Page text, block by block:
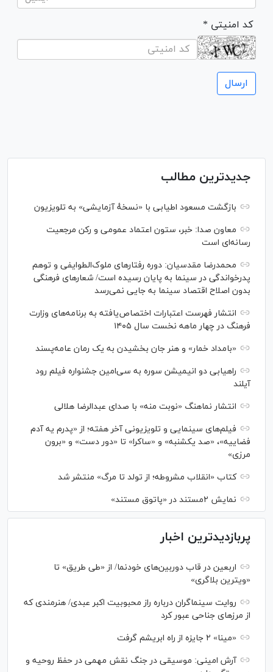
* کد امنیتی
جدیدترین مطالب
بازگشت مسعود اطیابی با «نسخهٔ آزمایشی» به تلویزیون
معاون صدا: خبر، ستون اعتماد عمومی و رکن مرجعیت
رسانه‌ای است
محمدرضا مقدسیان: دوره رفتارهای ملوک‌الطوایفی و توهم
پدرخواندگی در سینما به پایان رسیده است/ شعارهای فرهنگی
بدون اصلاح اقتصاد سینما به جایی نمی‌رسد
انتشار فهرست اعتبارات اختصاص‌یافته به برنامه‌های وزارت
فرهنگ در چهار ماهه نخست سال ۱۴۰۵
«بامداد خمار» و هنر جان بخشیدن به یک رمان عامه‌پسند
راهیابی دو انیمیشن سوره به سی‌امین جشنواره فیلم رود
آیلند
انتشار نماهنگ «نوبت منه» با صدای عبدالرضا هلالی
فیلم‌های سینمایی و تلویزیونی آخر هفته؛ از «پدرم یه آدم
فضاییه»، «صد یکشنبه» و «ساکرا» تا «دور دست» و «برون
مرزی»
کتاب «انقلاب مشروطه؛ از تولد تا مرگ» منتشر شد
نمایش ۲مستند در «پاتوق مستند»
پربازدیدترین اخبار
اربعین در قاب دوربین‌های خودنما/ از «طی طریق» تا
«ویترین بلاگری»
روایت سینماگران درباره راز محبوبیت اکبر عبدی/ هنرمندی که
از مرزهای جناحی عبور کرد
«مینا» ۲ جایزه از راه ابریشم گرفت
آرش امینی: موسیقی در جنگ نقش مهمی در حفظ روحیه و